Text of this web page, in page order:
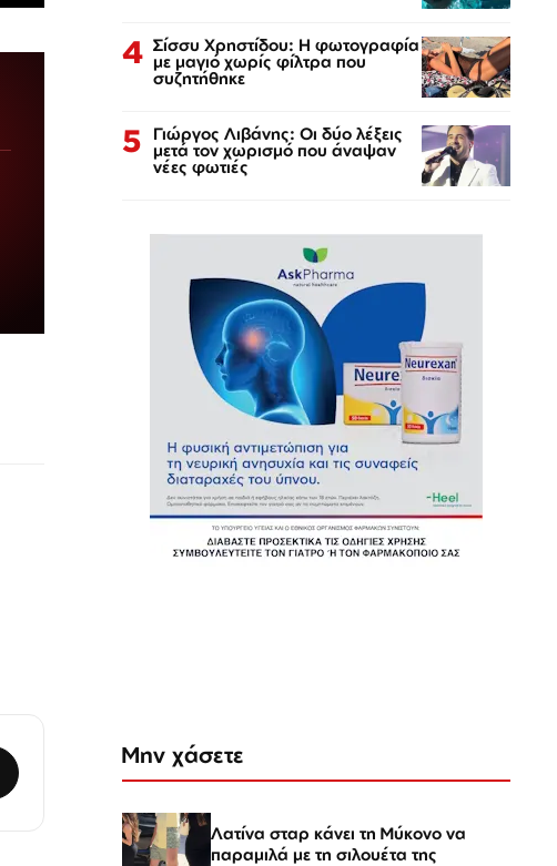
4 Σίσσυ Χρηστίδου: Η φωτογραφία
με μαγιό χωρίς φίλτρα που
συζητήθηκε
5 Γιώργος Λιβάνης: Οι δύο λέξεις
μετά τον χωρισμό που άναψαν
νέες φωτιές
Μην χάσετε
Λατίνα σταρ κάνει τη Μύκονο να
παραμιλά με τη σιλουέτα της